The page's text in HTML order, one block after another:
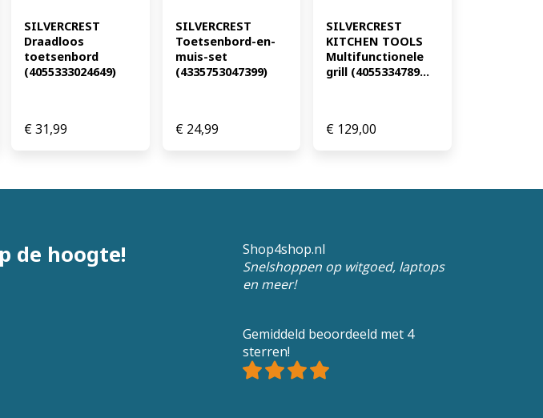
SILVERCREST
Draadloos
toetsenbord
(4055333024649)
€31,99
SILVERCREST
Toetsenbord-en-
muis-set
(4335753047399)
€24,99
SILVERCREST
KITCHEN TOOLS
Multifunctionele
grill (4055334789...
€ 129,00
de hoogte!
Shop4shop.nl
Snelshoppen op witgoed, laptops
en meer!
Gemiddeld beoordeeld met 4
sterren!